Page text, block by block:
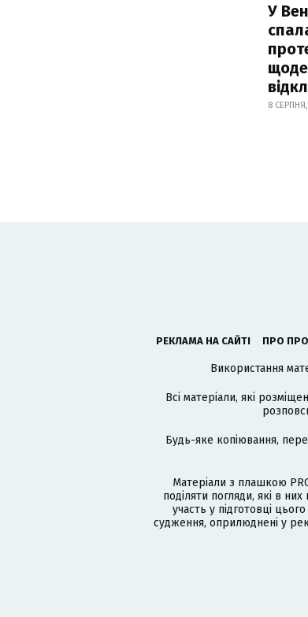
У
8
РЕКЛАМА НА САЙТІ ПРО
Використання
Всі матеріали, які
Будь-яке копіювання,
Матеріали з плашкою
поділяти погляди, які в
участь у підготовці
судження, оприлюднені у